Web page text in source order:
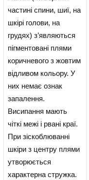
частині спини, шиї, на
шкірі голови, на
грудях) з’являються
пігментовані плями
коричневого з жовтим
відливом кольору. У
них немає ознак
запалення.
Висипання мають
чіткі межі і рвані краї.
При зіскоблюванні
шкіри з центру плями
утворюється
характерна стружка.